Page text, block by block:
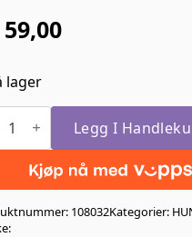
59,00
lager
Legg I
108032Kategorier: